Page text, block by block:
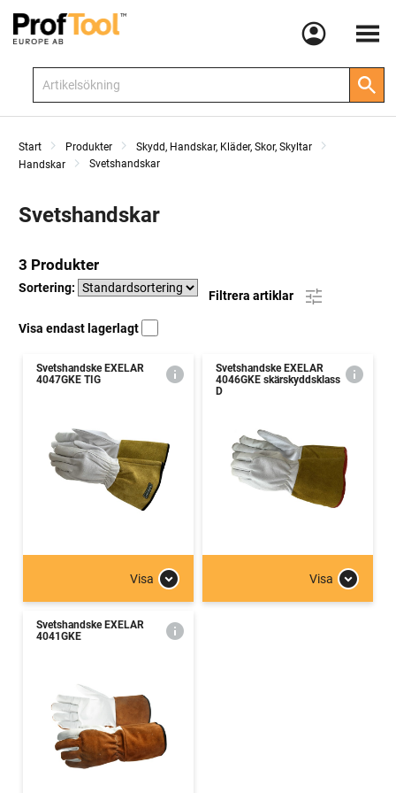
Meny
Start Produkter
Skydd, Handskar, Kläder, Skor, Skyltar
Handskar
Svetshandskar
Svetshandskar
3 Produkter
Sortering:
Filtrera artiklar
Visa endast lagerlagt
Svetshandske EXELAR
4047GKE TIG
Visa
Svetshandske EXELAR
4046GKE skärskyddsklass
D
Visa
Svetshandske EXELAR
4041GKE